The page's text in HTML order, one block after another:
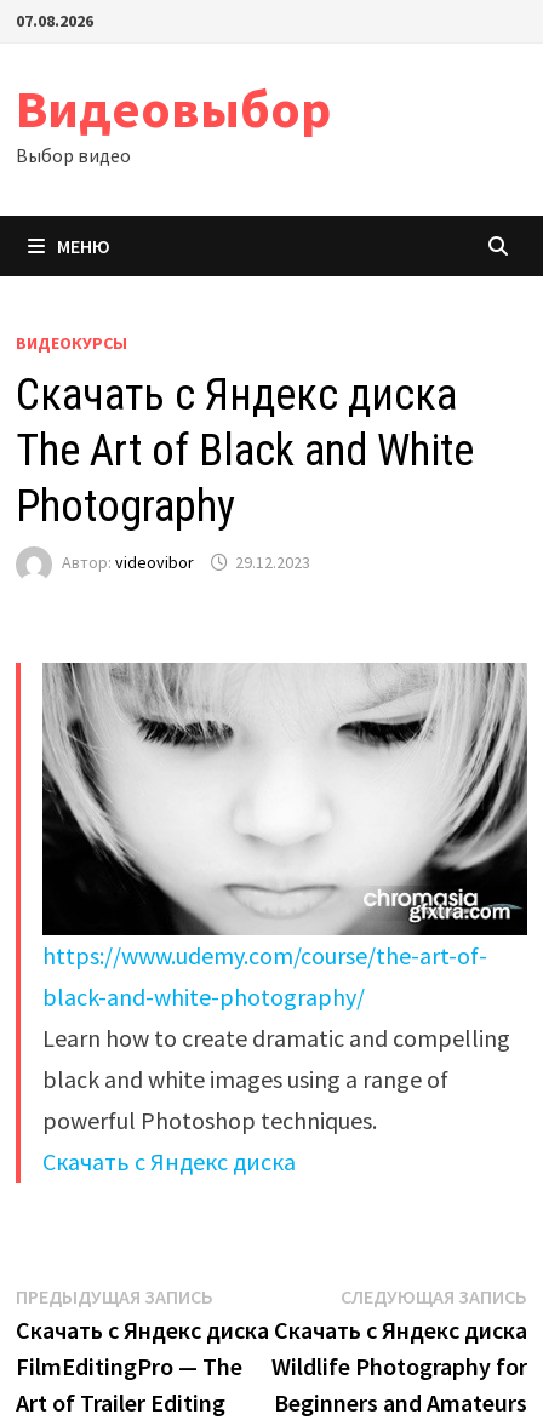
Перейти
07.08.2026
Видеовыбор
Выбор видео
МЕНЮ
ВИДЕОКУРСЫ
Скачать с Яндекс диска
The Art of Black and White
Photography
Автор: videovibor 29.12.2023
https://www.udemy.com/course/the-art-of-
black-and-white-photography/
Learn how to create dramatic and compelling
black and white images using a range of
powerful Photoshop techniques.​
Скачать с Яндекс диска
Навигация
по
записям
ПРЕДЫДУЩАЯ ЗАПИСЬПредыдущая
запись:
Скачать с Яндекс диска
FilmEditingPro — The
Art of Trailer Editing
СЛЕДУЮЩАЯ ЗАПИСЬ
Скачать с Яндекс диска
Wildlife Photography for
Beginners and Amateurs